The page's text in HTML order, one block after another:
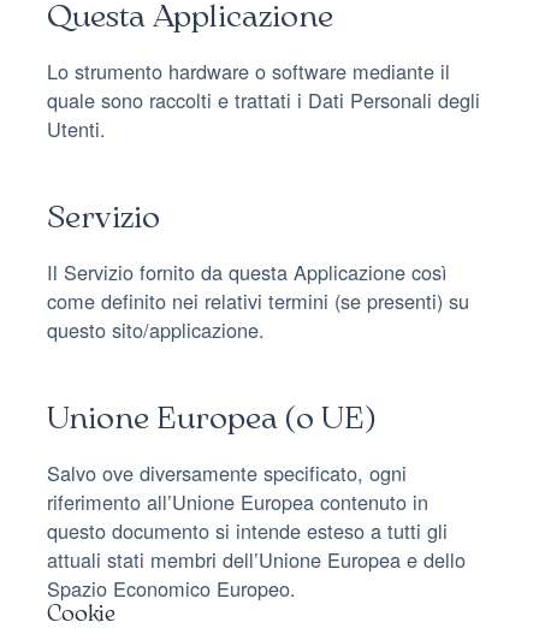
Questa Applicazione
Lo strumento hardware o software mediante il
quale sono raccolti e trattati i Dati Personali degli
Utenti.
Servizio
Il Servizio fornito da questa Applicazione così
come definito nei relativi termini (se presenti) su
questo sito/applicazione.
Unione Europea (o UE)
Salvo ove diversamente specificato, ogni
riferimento all’Unione Europea contenuto in
questo documento si intende esteso a tutti gli
attuali stati membri dell’Unione Europea e dello
Spazio Economico Europeo.
Cookie